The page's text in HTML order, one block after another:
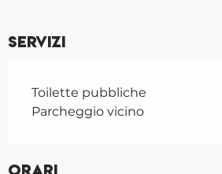
Servizi
Toilette pubbliche
Parcheggio vicino